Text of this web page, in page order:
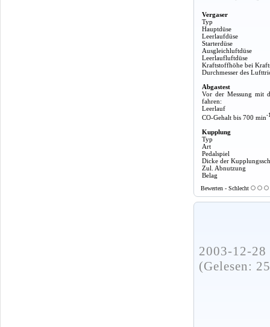
Vergaser
Typ
Hauptdüse
Leerlaufdüse
Starterdüse
Ausgleichluftdüse
Leerlaufluftdüse
Kraftstoffhöhe bei
Durchmesser des
Abgastest
Vor der Messung mit
fahren:
Leerlauf
CO-Gehalt bis 700 min-
Kupplung
Typ
Art
Pedalspiel
Dicke der
Zul. Abnutzung
Belag
Bewerten - Schlecht
2003-12-
(Gelesen: